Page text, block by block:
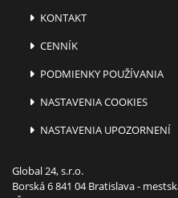
KONTAKT
CENNÍK
PODMIENKY POUŽÍVANIA
NASTAVENIA COOKIES
NASTAVENIA UPOZORNENÍ
Global 24, s.r.o.
Borská 6 841 04 Bratislava -